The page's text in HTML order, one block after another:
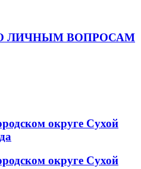
ЛИЧНЫМ ВОПРОСАМ
округе Сухой
округе Сухой